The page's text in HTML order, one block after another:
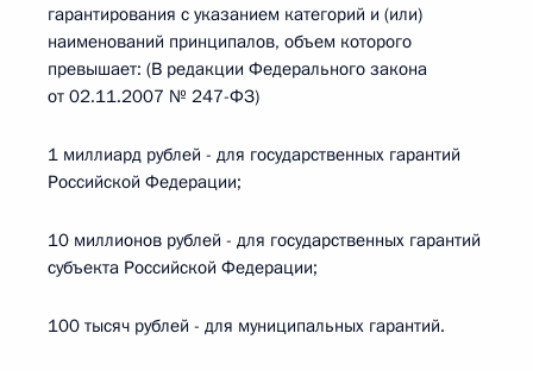
гарантирования с указанием категорий и (или)
наименований принципалов, объем которого
превышает: (В редакции Федерального закона
от 02.11.2007 № 247-ФЗ)
1 миллиард рублей - для государственных гарантий
Российской Федерации;
10 миллионов рублей - для государственных гарантий
субъекта Российской Федерации;
100 тысяч рублей - для муниципальных гарантий.